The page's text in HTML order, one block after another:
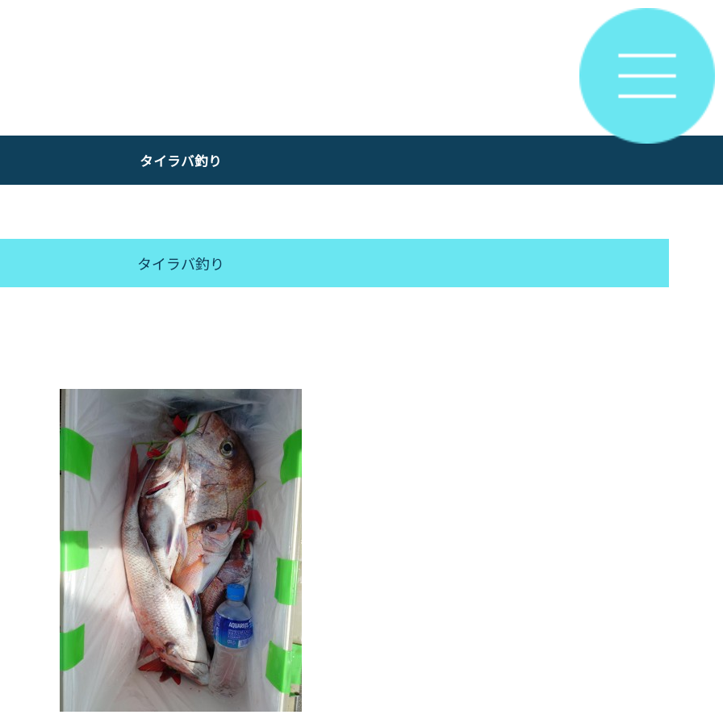
タイラバ釣り
タイラバ釣り